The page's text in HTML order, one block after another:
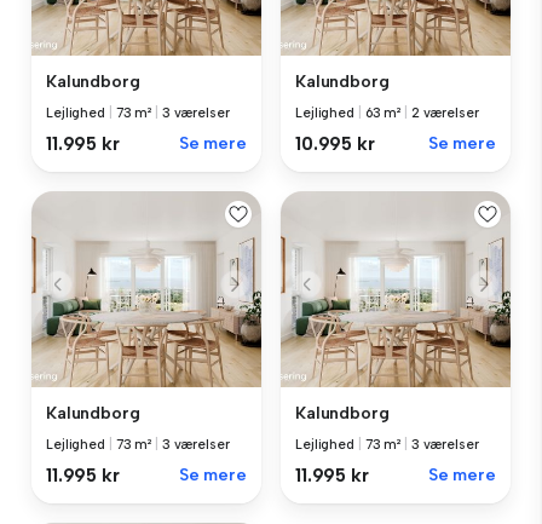
Kalundborg
Lejlighed 73 m² 3 værelser
11.995 kr Se mere
Kalundborg
Lejlighed 63 m² 2 værelser
10.995 kr Se mere
Kalundborg
Lejlighed 73 m² 3 værelser
11.995 kr Se mere
Kalundborg
Lejlighed 73 m² 3 værelser
11.995 kr Se mere